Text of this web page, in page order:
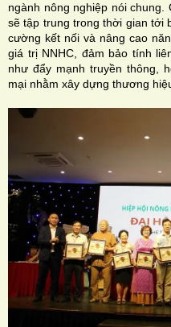
ngành nông nghiệp nói
sẽ tập trung trong thời gian tới
cường kết nối và nâng cao
giá trị NNHC, đảm bảo tính
như đẩy mạnh truyền thông,
mại nhằm xây dựng thương